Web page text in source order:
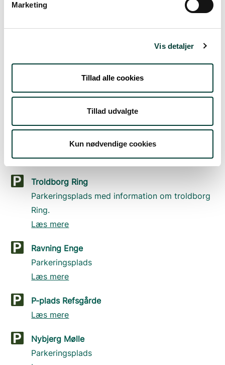
Marketing
Vis detaljer
Tillad alle cookies
Tillad udvalgte
Kun nødvendige cookies
Engelsholm Slot
Parkeringsplads
Læs mere
Parkeringsplads med information om troldborg
Læs mere
Troldborg Ring
Parkeringsplads med information om troldborg
Ring.
Læs mere
Ravning Enge
Parkeringsplads
Læs mere
P-plads Refsgårde
Læs mere
Nybjerg Mølle
Parkeringsplads